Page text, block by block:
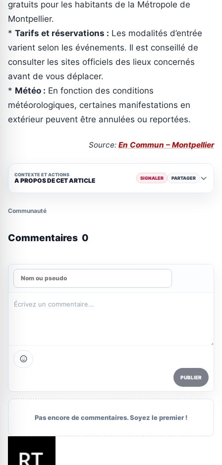
gratuits pour les habitants de la Métropole de
Montpellier.
* Tarifs et réservations : Les modalités d’entrée
varient selon les événements. Il est conseillé de
consulter les sites officiels des lieux concernés
avant de vous déplacer.
* Météo : En fonction des conditions
météorologiques, certaines manifestations en
extérieur peuvent être annulées ou reportées.
Source: En Commun – Montpellier
CONTEXTE ET ACTIONS
A PROPOS DE CET ARTICLE SIGNALER PARTAGER
Communauté
Commentaires 0
PUBLIER
Pas encore de commentaires. Soyez le premier !